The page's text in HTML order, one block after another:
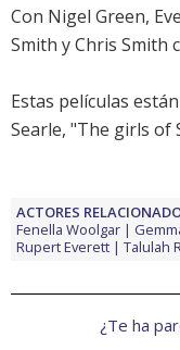
Con Nigel Green,
Smith y Chris Smith
Estas películas
Searle, "The girls of
ACTORES
Fenella Woolgar
Rupert Everett
Talulah
¿Te ha